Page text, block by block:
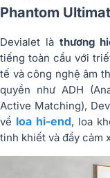
Phantom
Devialet là thương
tiếng toàn cầu với
tế và công nghệ âm
quyền như ADH
Active Matching),
về loa hi-end, loa
tinh khiết và đầy cảm